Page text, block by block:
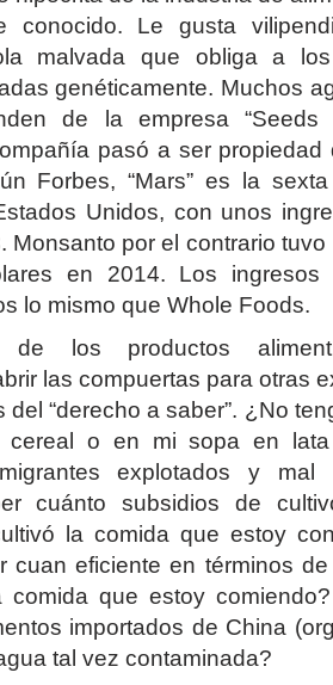
conocido. Le gusta
malvada que obliga a
genéticamente. Muchos
de la empresa
pasó a ser propiedad
Forbes, “Mars” es la
Unidos, con unos
Monsanto por el contrario
en 2014. Los ingresos
lo mismo que Whole Foods.
de los productos
las compuertas para otras
del “derecho a saber”. ¿No
cereal o en mi sopa en
explotados y
cuánto subsidios de
la comida que estoy
cuan eficiente en términos
que estoy
importados de China
tal vez contaminada?